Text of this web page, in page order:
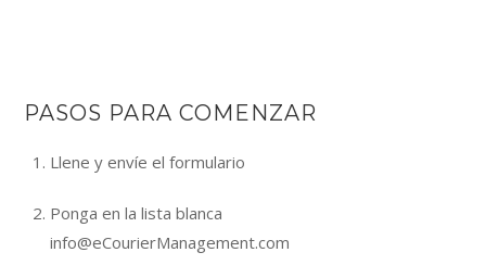
PASOS PARA COMENZAR
Llene y envíe el formulario
Ponga en la lista blanca
info@eCourierManagement.com